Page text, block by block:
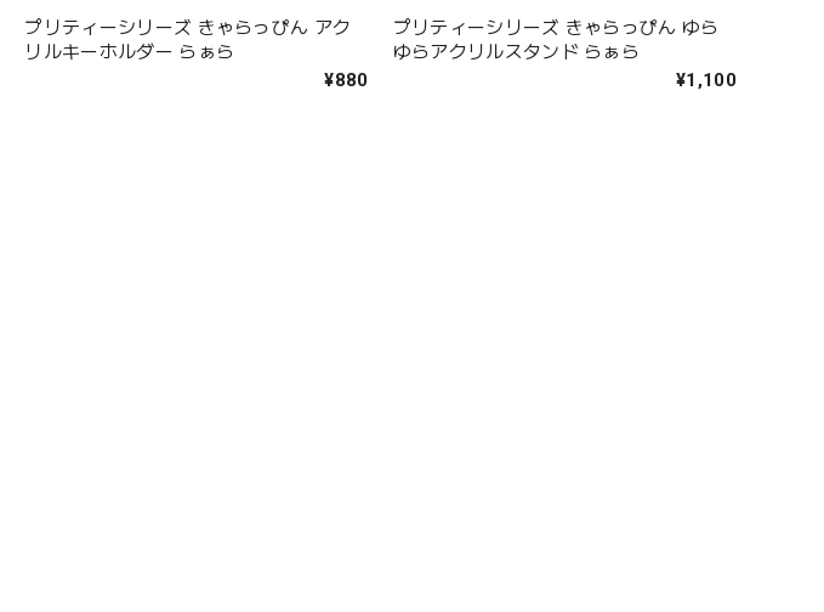
プリティーシリーズ きゃらっぴん アク
リルキーホルダー らぁら
¥880
プリティーシリーズ きゃらっぴん ゆら
ゆらアクリルスタンド らぁら
¥1,100